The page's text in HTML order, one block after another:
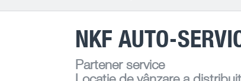
NKF AUTO-
Partener service